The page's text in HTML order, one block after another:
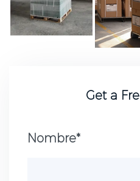
Get a
Nombre*